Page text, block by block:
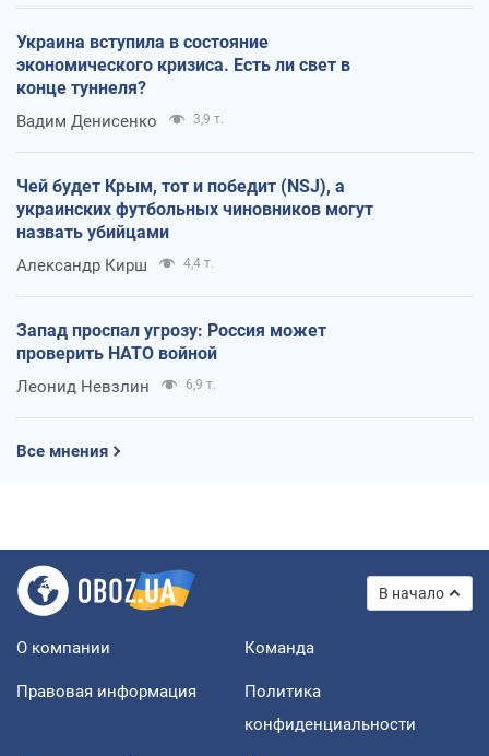
Украина вступила в состояние
экономического кризиса. Есть ли свет в
конце туннеля?
Вадим Денисенко 3,9 т.
Чей будет Крым, тот и победит (NSJ), а
украинских футбольных чиновников могут
назвать убийцами
Александр Кирш 4,4 т.
Запад проспал угрозу: Россия может
проверить НАТО войной
Леонид Невзлин 6,9 т.
Все мнения
В начало
О компании Команда
Правовая информация
Политика
конфиденциальности